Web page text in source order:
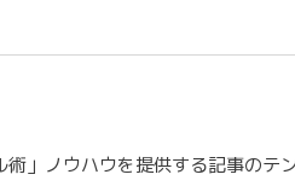
」ノウハウを提供する記事のテン